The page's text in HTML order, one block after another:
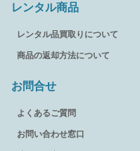
レンタル商品
レンタル品買取りについて
商品の返却方法について
お問合せ
よくあるご質問
お問い合わせ窓口